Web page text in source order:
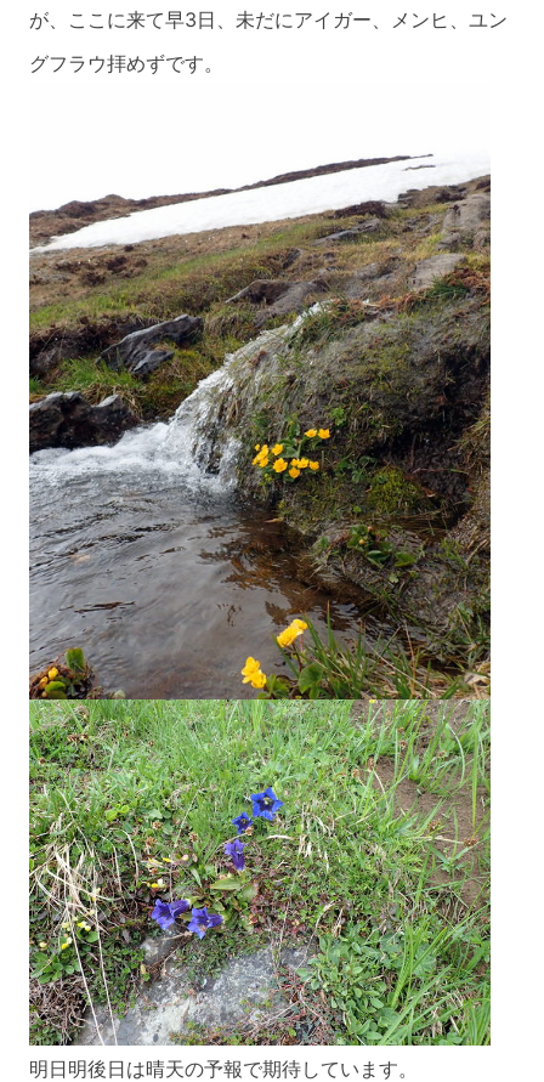
が、ここに来て早3日、未だにアイガー、メンヒ、ユン
グフラウ拝めずです。
明日明後日は晴天の予報で期待しています。